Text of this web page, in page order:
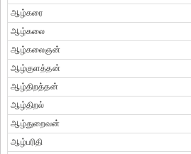
ஆழ்கரை
ஆழ்கலை
ஆழ்கலைஞன்
ஆழ்குளத்தன்
ஆழ்திறத்தன்
ஆழ்திறல்
ஆழ்துறைவன்
ஆழ்பரிதி